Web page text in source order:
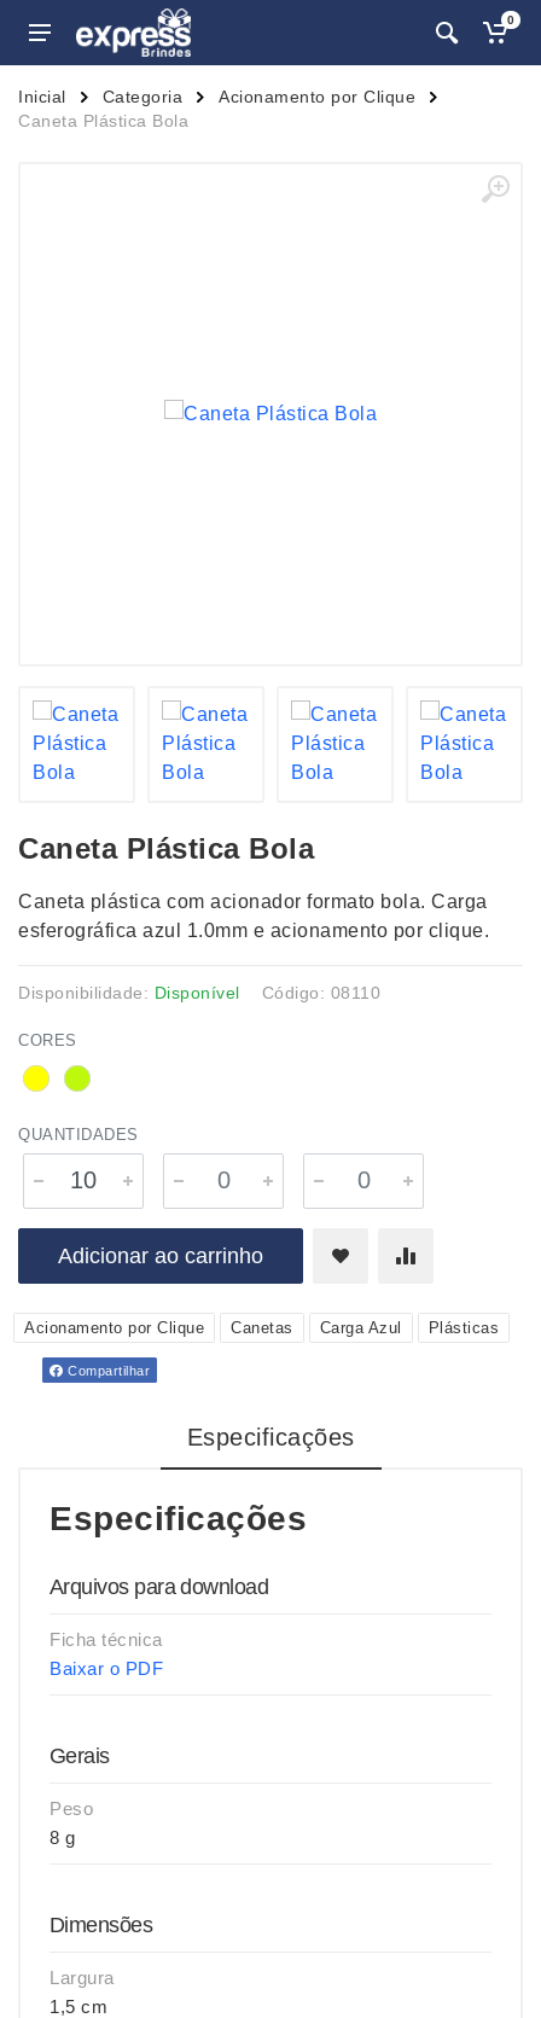
0
Inicial Categoria
Acionamento por Clique
Caneta Plástica Bola
Caneta Plástica Bola
Caneta plástica com acionador formato bola. Carga
esferográfica azul 1.0mm e acionamento por clique.
Disponibilidade: Disponível Código: 08110
CORES
QUANTIDADES
Adicionar ao carrinho
Acionamento por Clique Canetas Carga Azul Plásticas
Compartilhar
Especificações
Especificações
Arquivos para download
Ficha técnica
Baixar o PDF
Gerais
Peso
8 g
Dimensões
Largura
1,5 cm